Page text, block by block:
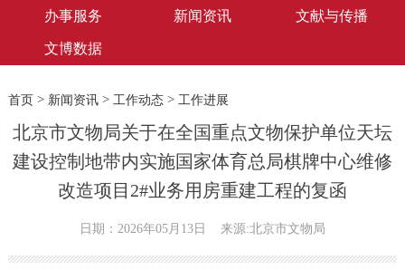
办事服务 新闻资讯 文献与传播
文博数据
首页> 新闻资讯> 工作动态> 工作进展
北京市文物局关于在全国重点文物保护单位天坛
建设控制地带内实施国家体育总局棋牌中心维修
改造项目2#业务用房重建工程的复函
日期：2026年05月13日 来源:北京市文物局